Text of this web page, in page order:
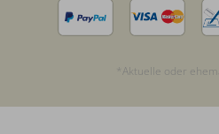
*Aktuelle oder